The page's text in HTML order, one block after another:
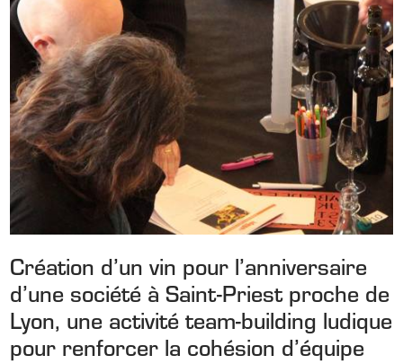
Création d’un vin pour l’anniversaire
d’une société à Saint-Priest proche de
Lyon, une activité team-building ludique
pour renforcer la cohésion d’équipe